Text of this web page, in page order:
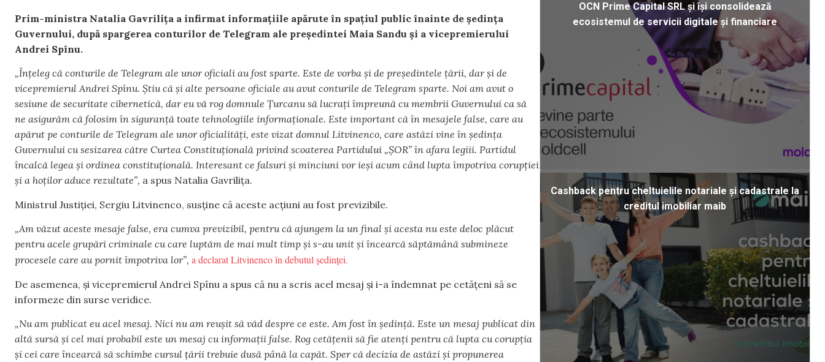
Prim-ministra Natalia Gavrilița a infirmat informațiile apărute în spațiul public înainte de ședința
Guvernului, după spargerea conturilor de Telegram ale președintei Maia Sandu și a vicepremierului
Andrei Spînu.
„Înțeleg că conturile de Telegram ale unor oficiali au fost sparte. Este de vorba și de președintele țării, dar și de
vicepremierul Andrei Spînu. Știu că și alte persoane oficiale au avut conturile de Telegram sparte. Noi am avut o
sesiune de securitate cibernetică, dar eu vă rog domnule Țurcanu să lucrați împreună cu membrii Guvernului ca să
ne asigurăm că folosim în siguranță toate tehnologiile informaționale. Este important că în mesajele false, care au
apărut pe conturile de Telegram ale unor oficialități, este vizat domnul Litvinenco, care astăzi vine în ședința
Guvernului cu sesizarea către Curtea Constituțională privind scoaterea Partidului „ȘOR” în afara legiii. Partidul
încalcă legea și ordinea constituțională. Interesant ce falsuri și minciuni vor ieși acum când lupta împotriva corupției
și a hoților aduce rezultate”, a spus Natalia Gavrilița.
Ministrul Justiției, Sergiu Litvinenco, susține că aceste acțiuni au fost previzibile.
„Am văzut aceste mesaje false, era cumva previzibil, pentru că ajungem la un final și acesta nu este deloc plăcut
pentru acele grupări criminale cu care luptăm de mai mult timp și s-au unit și încearcă săptămână submineze
procesele care au pornit împotriva lor”, a declarat Litvinenco în debutul ședinței.
De asemenea, și vicepremierul Andrei Spînu a spus că nu a scris acel mesaj și i-a îndemnat pe cetățeni să se
informeze din surse veridice.
„Nu am publicat eu acel mesaj. Nici nu am reușit să văd despre ce este. Am fost în ședință. Este un mesaj publicat din
altă sursă și cel mai probabil este un mesaj cu informații false. Rog cetățenii să fie atenți pentru că lupta cu corupția
și cei care încearcă să schimbe cursul țării trebuie dusă până la capăt. Sper că decizia de astăzi și propunerea
OCN Prime Capital SRL și își consolidează
ecosistemul de servicii digitale și financiare
Cashback pentru cheltuielile notariale și cadastrale la
creditul imobiliar maib